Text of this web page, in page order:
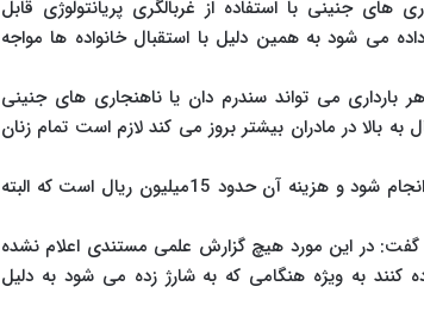
های جنینی با استفاده از غربالگری پریانتولوژی قابل
سقط جنین در سن زیر ۲۰ هفتگی داده می شود به همین دلیل با استقبال خانواده ها مواجه
می تواند سندرم دان یا ناهنجاری های جنینی
و به رغم اینکه این ناهنجاری ها در سنین ۳۵ سال به بالا در مادران بیشتر بروز می کند لازم است تمام زنان
جمال اظهار کرد: این غربالگری باید در سه ماهه اول بارداری انجام شود و هزینه آن حدود 15میلیون ریال است که البته
گفت: در این مورد هیچ گزارش علمی مستندی اعلام نشده
کنند به ویژه هنگامی که به شارژ زده می شود به دلیل